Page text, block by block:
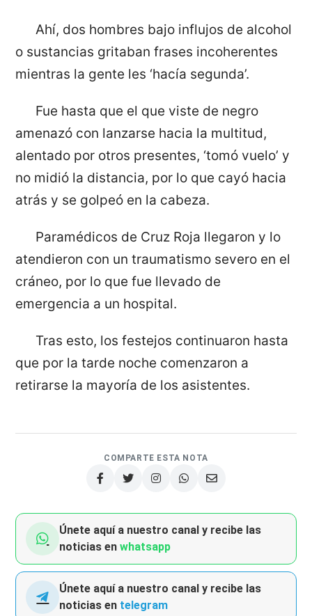
Ahí, dos hombres bajo influjos de alcohol
o sustancias gritaban frases incoherentes
mientras la gente les ‘hacía segunda’.
Fue hasta que el que viste de negro
amenazó con lanzarse hacia la multitud,
alentado por otros presentes, ‘tomó vuelo’ y
no midió la distancia, por lo que cayó hacia
atrás y se golpeó en la cabeza.
Paramédicos de Cruz Roja llegaron y lo
atendieron con un traumatismo severo en el
cráneo, por lo que fue llevado de
emergencia a un hospital.
Tras esto, los festejos continuaron hasta
que por la tarde noche comenzaron a
retirarse la mayoría de los asistentes.
COMPARTE ESTA NOTA
Únete aquí a nuestro canal y recibe las
noticias enwhatsapp
Únete aquí a nuestro canal y recibe las
noticias en telegram